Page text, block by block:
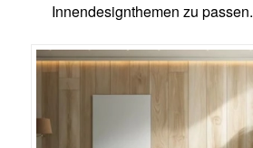
Innendesignthemen zu passen.